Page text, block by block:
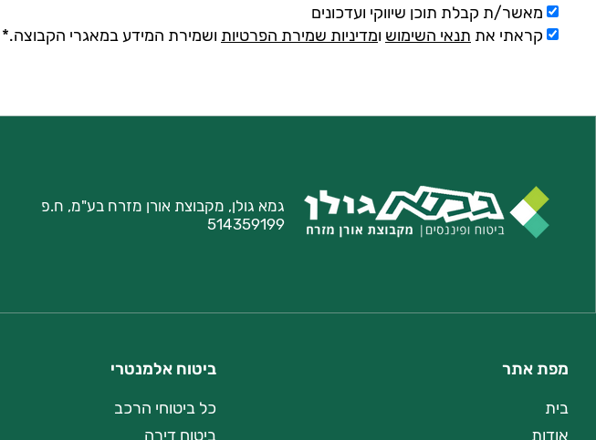
מאשר/ת קבלת תוכן שיווקי ועדכונים
קראתי את תנאי השימוש ומדיניות שמירת הפרטיות ושמירת המידע במאגרי הקבוצה.*
גמא גולן, מקבוצת אורן מזרח בע"מ, ח.פ
514359199
מפת אתר
בית
אודות
ביטוח אלמנטרי
כל ביטוחי הרכב
ביטוח דירה